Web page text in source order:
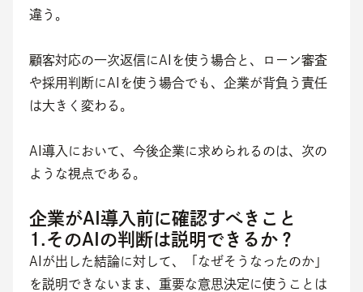
違う。
顧客対応の一次返信にAIを使う場合と、ローン審査
や採用判断にAIを使う場合でも、企業が背負う責任
は大きく変わる。
AI導入において、今後企業に求められるのは、次の
ような視点である。
企業がAI導入前に確認すべきこと
1.そのAIの判断は説明できるか？
AIが出した結論に対して、「なぜそうなったのか」
を説明できないまま、重要な意思決定に使うことは